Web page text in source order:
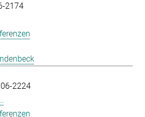
2174
2224